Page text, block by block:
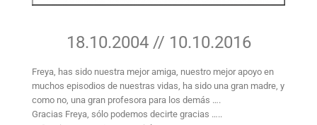
18.10.2004 // 10.10.2016
Freya, has sido nuestra mejor amiga, nuestro mejor apoyo en
muchos episodios de nuestras vidas, ha sido una gran madre, y
como no, una gran profesora para los demás ….
Gracias Freya, sólo podemos decirte gracias …..